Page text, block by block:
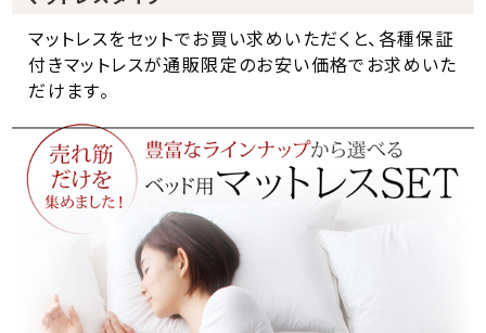
マットレスをセットでお買い求めいただくと、各種保証
付きマットレスが通販限定のお安い価格でお求めいた
だけます。